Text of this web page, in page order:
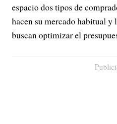
espacio dos tipos de
hacen su mercado habitual y
buscan optimizar el